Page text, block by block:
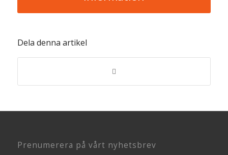
Dela denna artikel
Prenumerera på vårt nyhetsbrev